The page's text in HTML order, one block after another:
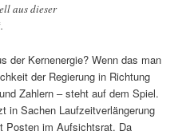
aus dieser
der Kernenergie? Wenn das man
der Regierung in Richtung
Zahlern – steht auf dem Spiel.
in Sachen Laufzeitverlängerung
Posten im Aufsichtsrat. Da